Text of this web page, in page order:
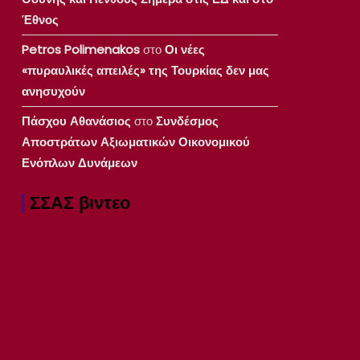
Έθνος
Petros PolimenakosστοΟι νέες
«πυραυλικές απειλές» της Τουρκίας δεν μας
ανησυχούν
Πάσχου Αθανάσιος στοΣυνδέσμος
Αποστράτων Αξιωματικών Οικονομικού
Ενόπλων Δυνάμεων
ΣΣΑΣ βιντεο